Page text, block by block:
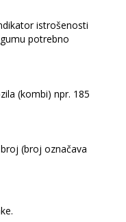
istrošenosti
potrebno
(kombi) npr. 185
(broj označava